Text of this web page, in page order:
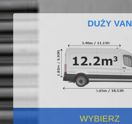
DUŻY VAN
WYBIERZ